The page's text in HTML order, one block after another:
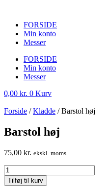
FORSIDE
Min konto
Messer
FORSIDE
Min konto
Messer
0,00 kr. 0 Kurv
Forside /Kladde / Barstol høj
Barstol høj
75,00 kr. ekskl. moms
Barstol
høj
antal
Tilføj til kurv